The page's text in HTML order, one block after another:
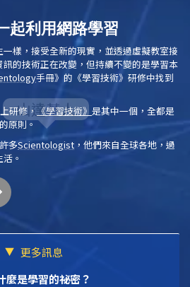
利用網路學習
樣，接受全新的現實，並透過虛擬教室接
的技術正在改變，但持續不變的是學習本
手冊》 的 《學習技術》 研修中找到
研修，《學習技術》 是其中一個，全都是
原則。
多Scientologist ，他們來自全球各地，過
。
更多訊息
麼是學習的祕密？